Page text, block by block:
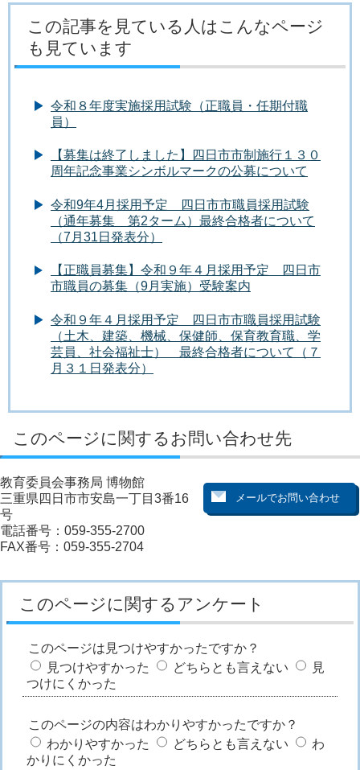
この記事を見ている人はこんなページ
も見ています
令和８年度実施採用試験（正職員・任期付職
員）
【募集は終了しました】四日市市制施行１３０
周年記念事業シンボルマークの公募について
令和9年4月採用予定 四日市市職員採用試験
（通年募集 第2ターム）最終合格者について
（7月31日発表分）
【正職員募集】令和９年４月採用予定 四日市
市職員の募集（9月実施）受験案内
令和９年４月採用予定 四日市市職員採用試験
（土木、建築、機械、保健師、保育教育職、学
芸員、社会福祉士） 最終合格者について（７
月３１日発表分）
このページに関するお問い合わせ先
教育委員会事務局 博物館
三重県四日市市安島一丁目3番16
号
電話番号：059-355-2700
FAX番号：059-355-2704
このページに関するアンケート
このページは見つけやすかったですか？
見つけやすかった
どちらとも言えない
見
つけにくかった
このページの内容はわかりやすかったですか？
わかりやすかった
どちらとも言えない
わ
かりにくかった